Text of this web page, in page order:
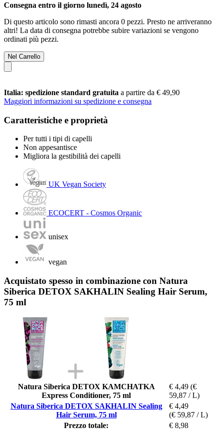
Consegna entro il giorno lunedì, 24 agosto
Di questo articolo sono rimasti ancora 0 pezzi. Presto ne arriveranno
altri! La data di consegna potrebbe subire variazioni se vengono
ordinati più pezzi.
Nel Carrello
Italia: spedizione standard gratuita a partire da € 49,90
Maggiori informazioni su spedizione e consegna
Caratteristiche e proprietà
Per tutti i tipi di capelli
Non appesantisce
Migliora la gestibilità dei capelli
UK Vegan Society
ECOCERT - Cosmos Organic
unisex
vegan
Acquistato spesso in combinazione con Natura
Siberica DETOX SAKHALIN Sealing Hair Serum,
75 ml
Natura Siberica DETOX KAMCHATKA
Express Conditioner, 75 ml
€ 4,49 (€
59,87 / L)
Natura Siberica DETOX SAKHALIN Sealing
Hair Serum, 75 ml
€ 4,49
(€ 59,87 / L)
Prezzo totale:
€ 8,98